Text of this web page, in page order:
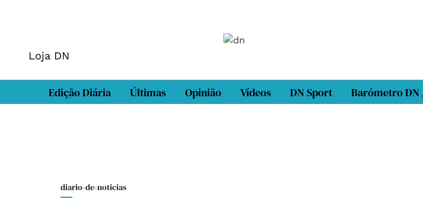
Loja DN
Edição Diária Últimas Opinião Vídeos DN Sport Barómetro DN
diario-de-noticias